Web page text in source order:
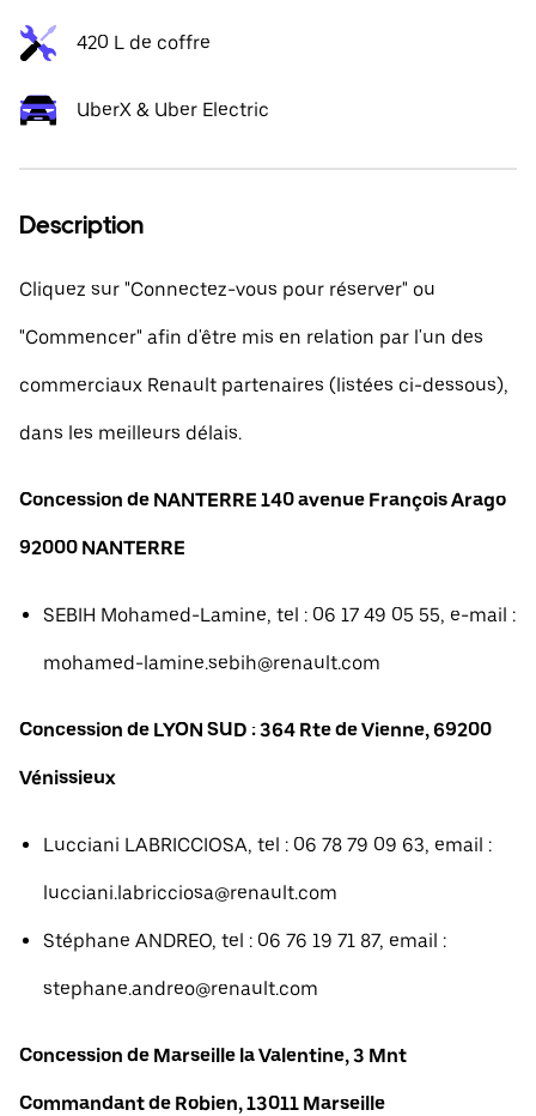
420 L de coffre
UberX & Uber Electric
Description
Cliquez sur "Connectez-vous pour réserver" ou
"Commencer" afin d'être mis en relation par l'un des
commerciaux Renault partenaires (listées ci-dessous),
dans les meilleurs délais.
Concession de NANTERRE 140 avenue François Arago
92000 NANTERRE
SEBIH Mohamed-Lamine, tel : 06 17 49 05 55, e-mail :
mohamed-lamine.sebih@renault.com
Concession de LYON SUD : 364 Rte de Vienne, 69200
Vénissieux
Lucciani LABRICCIOSA, tel : 06 78 79 09 63, email :
lucciani.labricciosa@renault.com
Stéphane ANDREO, tel : 06 76 19 71 87, email :
stephane.andreo@renault.com
Concession de Marseille la Valentine, 3 Mnt
Commandant de Robien, 13011 Marseille